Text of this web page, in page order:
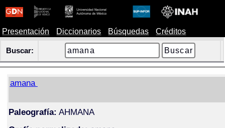
Presentación Diccionarios Búsquedas Créditos
Buscar:
amana
Paleografía: AHMANA